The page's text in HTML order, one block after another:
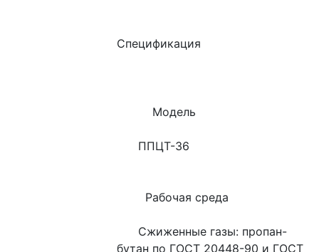
Спецификация
          Модель
      ППЦТ-36
        Рабочая среда
бутан по ГОСТ 20448-90 и ГОСТ